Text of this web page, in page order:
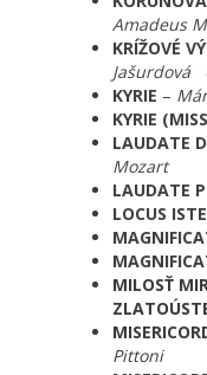
Amadeus
KRÍŽOVÉ
Jašurdová
KYRIE –
KYRIE
LAUDATE
Mozart
LAUDATE
LOCUS ISTE
MILOSŤ
Pittoni